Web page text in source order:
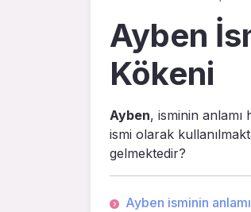
Ayben
Kökeni
Ayben, isminin anlamı
ismi olarak
gelmektedir?
Ayben isminin anlamı